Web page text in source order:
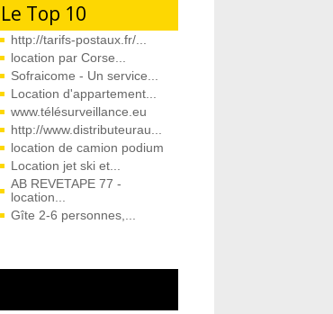
Le Top 10
http://tarifs-postaux.fr/...
location par Corse...
Sofraicome - Un service...
Location d'appartement...
www.télésurveillance.eu
http://www.distributeurau...
location de camion podium
Location jet ski et...
AB REVETAPE 77 -
location...
Gîte 2-6 personnes,...